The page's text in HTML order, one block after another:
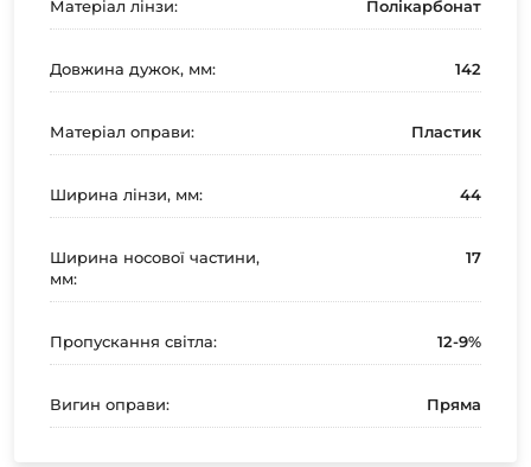
Матеріал лінзи: Полікарбонат
Довжина дужок, мм: 142
Матеріал оправи: Пластик
Ширина лінзи, мм: 44
Ширина носової частини,
мм:
17
Пропускання світла: 12-9%
Вигин оправи: Пряма